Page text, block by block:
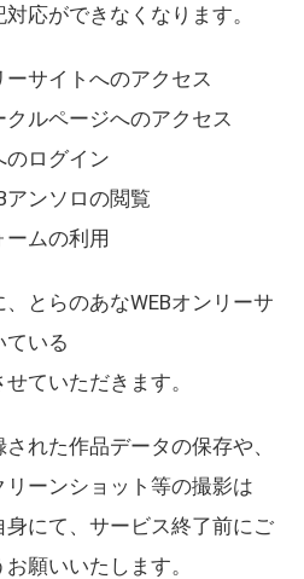
応ができなくなります。
ーサイトへのアクセス
クルページへのアクセス
のログイン
アンソロの閲覧
ームの利用
とらのあなWEBオンリーサ
ている
ていただきます。
れた作品データの保存や、
ーンショット等の撮影は
にて、サービス終了前にご
願いいたします。